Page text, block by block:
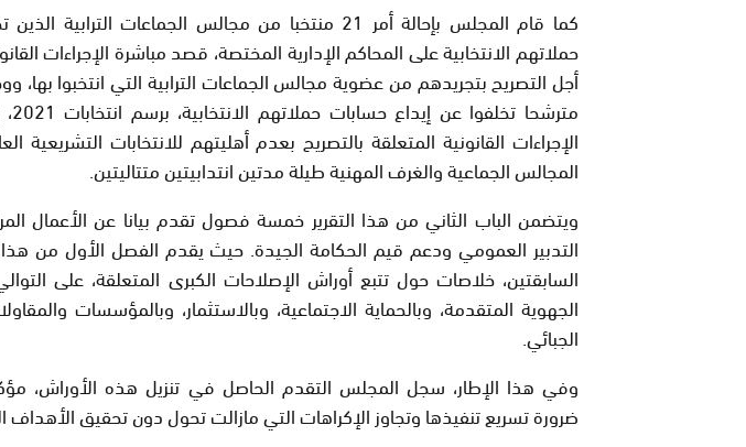
كما قام المجلس بإحالة أمر 21 منتخبا من مجالس الجماعات
حملاتهم الانتخابية على المحاكم الإدارية المختصة، قصد مباشرة الإجراءات
الإجراءات القانونية المتعلقة بالتصريح بعدم أهليتهم للانتخابات التشريعية
المجالس الجماعية والغرف المهنية طيلة مدتين انتدابيتين متتاليتين.
ويتضمن الباب الثاني من هذا التقرير خمسة فصول تقدم بيانا عن الأعمال
التدبير العمومي ودعم قيم الحكامة الجيدة. حيث يقدم الفصل الأول من هذا
السابقتين، خلاصات حول تتبع أوراش الإصلاحات الكبرى المتعلقة، على
الجهوية المتقدمة، وبالحماية الاجتماعية، وبالاستثمار، وبالمؤسسات
الجبائي.
وفي هذا الإطار، سجل المجلس التقدم الحاصل في تنزيل هذه الأوراش،
ضرورة تسريع تنفيذها وتجاوز الإكراهات التي مازالت تحول دون تحقيق الأهداف